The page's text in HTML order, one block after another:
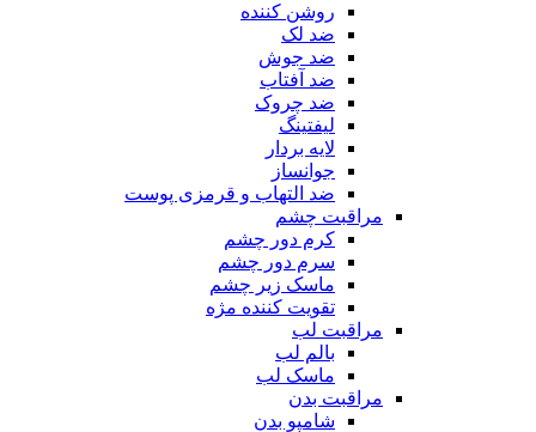
روشن کننده
ضد لک
ضد جوش
ضد آفتاب
ضد چروک
لیفتینگ
لایه بردار
جوانساز
ضد التهاب و قرمزی پوست
مراقبت چشم
کرم دور چشم
سرم دور چشم
ماسک زیر چشم
تقویت کننده مژه
مراقبت لب
بالم لب
ماسک لب
مراقبت بدن
شامپو بدن